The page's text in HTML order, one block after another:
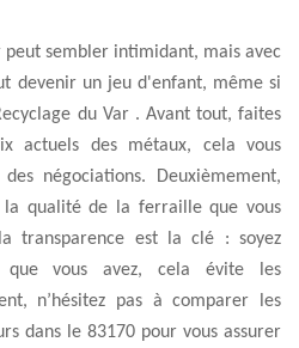
sembler intimidant, mais avec
devenir un jeu d'enfant, même si
du Var . Avant tout, faites
actuels des métaux, cela vous
négociations. Deuxièmement,
qualité de la ferraille que vous
transparence est la clé : soyez
vous avez, cela évite les
n’hésitez pas à comparer les
dans le 83170 pour vous assurer